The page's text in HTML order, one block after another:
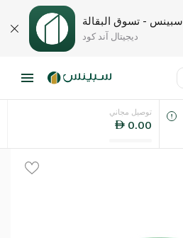
سبينس - تسوق البقالة
ديجيتال آند كود
اللغةتوصيل مجاني
0.00